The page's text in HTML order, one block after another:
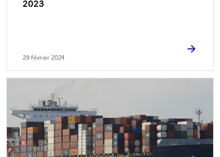
2023
29 février 2024